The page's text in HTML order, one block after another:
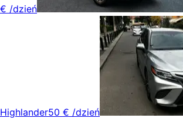
€ /dzień
Highlander50 € /dzień